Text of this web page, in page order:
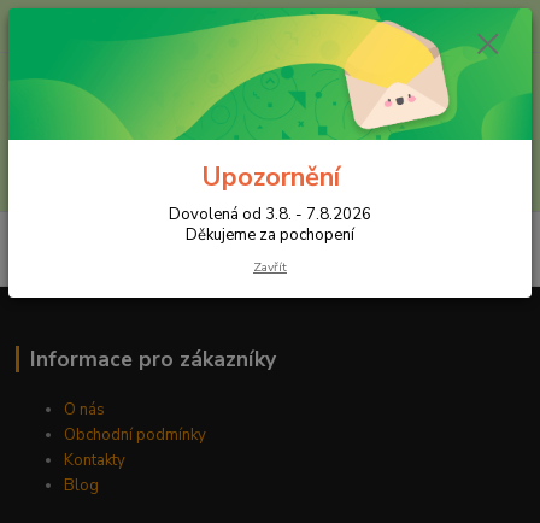
(Po-Pá, 8:30-16 hod.)
Informace pro zákazníky
O nás
Obchodní podmínky
Kontakty
Blog
Upozornění
Dovolená od 3.8. - 7.8.2026
Děkujeme za pochopení
Zavřít